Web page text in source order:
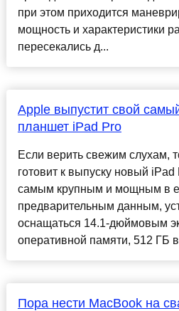
при этом приходится
мощность и характеристики
пересекались д...
Apple выпустит свой
планшет iPad Pro
Если верить свежим слухам,
готовит к выпуску новый iPad
самым крупным и мощным в
предварительным данным,
оснащаться 14.1-дюймовым
оперативной памяти, 512 ГБ
Пора нести MacBook на